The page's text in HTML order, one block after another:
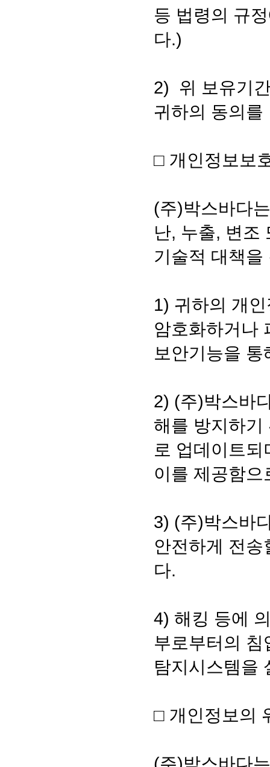
등 법령의 규
다.)
2) 위 보유기
귀하의 동의를
□ 개인정보보
(주)박스바다
난, 누출, 변조
기술적 대책
1) 귀하의 개
암호화하거나
보안기능을
2) (주)박스바
해를 방지하기
로 업데이트
이를 제공함
3) (주)박스바
안전하게 전
다.
4) 해킹 등에
부로부터의
탐지시스템을
□ 개인정보의